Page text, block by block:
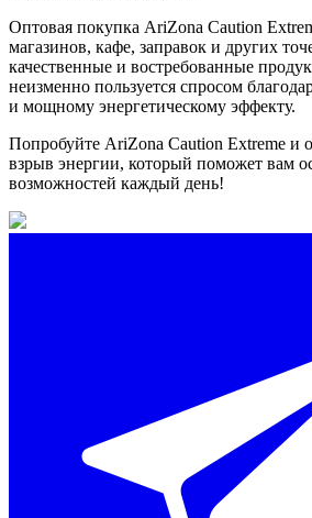
Оптовая покупка AriZona Caution
магазинов, кафе, заправок и других
качественные и востребованные
неизменно пользуется спросом
и мощному энергетическому эффекту.
Попробуйте AriZona Caution Extreme и
взрыв энергии, который поможет вам
возможностей каждый день!